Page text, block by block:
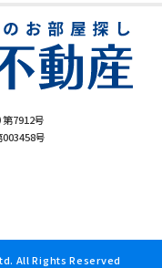
7912号
号
All Rights Reserved